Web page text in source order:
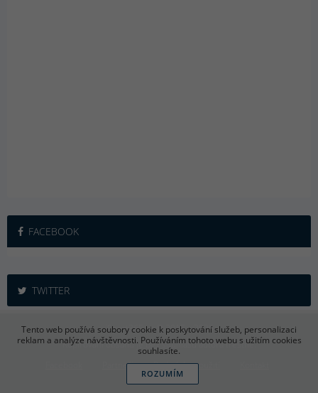
FACEBOOK
TWITTER
Partneři Podmínky použití
iSport365.cz © 2015 – 2026
Kopírování obsahu je bez souhlasu autora trestné.
Tento web používá soubory cookie k poskytování služeb, personalizaci
reklam a analýze návštěvnosti. Používáním tohoto webu s užitím cookies
souhlasíte.
ROZUMÍM